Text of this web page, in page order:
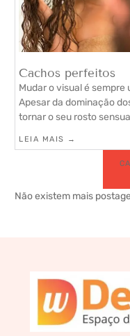
Cachos perfeitos
Mudar o visual é
Apesar da dominação
tornar o seu rosto
LEIA MAIS →
Não existem mais